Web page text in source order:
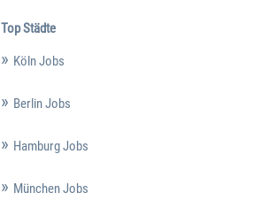
Top Städte
Köln Jobs
Berlin Jobs
Hamburg Jobs
München Jobs